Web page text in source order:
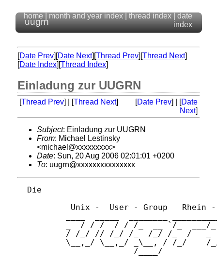
uugrn
home month and year index thread index
date
index
[Date Prev][Date Next][Thread Prev][Thread Next]
[Date Index][Thread Index]
Einladung zur UUGRN
[Thread Prev] | [Thread Next] [Date Prev] | [Date
Next]
Subject: Einladung zur UUGRN
From: Michael Lestinsky
<michael@xxxxxxxxx>
Date: Sun, 20 Aug 2006 02:01:01 +0200
To: uugrn@xxxxxxxxxxxxxxx
  Die
Unix -  User - Group   Rhein
_  / / /  / / /_  __ `/_  ___/
/ /_/ // /_/ /_  /_/ /_  /   _
\__,_/ \__,_/ _\__, / /_/    /
/